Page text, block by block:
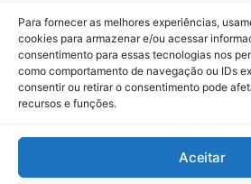
Para fornecer as melhores experiências,
cookies para armazenar e/ou acessar
consentimento para essas tecnologias nos
como comportamento de navegação ou IDs
consentir ou retirar o consentimento pode
recursos e funções.
Aceitar
A diretora-geral da Estrella
Aguiar, revela como a…
Contato Sobre Nós Política de